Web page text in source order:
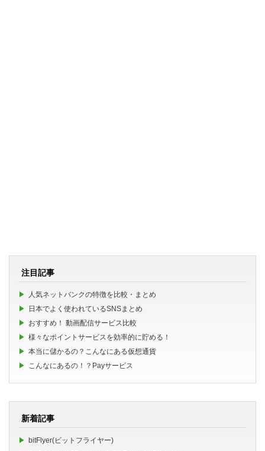
注目記事
人気ネットバンクの特徴を比較・まとめ
日本でよく使われているSNSまとめ
おすすめ！ 動画配信サービス比較
様々なポイントサービスを効率的に貯める！
本当に儲かるの？こんなにある仮想通貨
こんなにあるの！？Payサービス
新着記事
bitFlyer(ビットフライヤー)